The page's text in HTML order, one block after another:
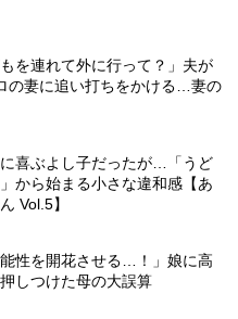
を連れて外に行って？」夫が
の妻に追い打ちをかける…妻の
喜ぶよし子だったが…「うど
から始まる小さな違和感【あ
Vol.5】
能性を開花させる…！」娘に高
しつけた母の大誤算